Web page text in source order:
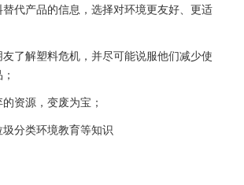
代产品的信息，选择对环境更友好、更适
了解塑料危机，并尽可能说服他们减少使
资源，变废为宝；
分类环境教育等知识